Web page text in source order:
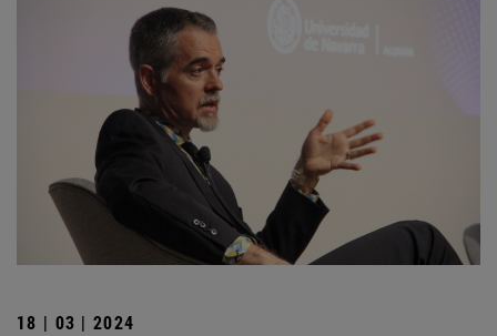
18 | 03 | 2024